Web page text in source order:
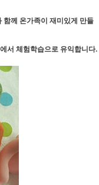
께 온가족이 재미있게 만들
서 체험학습으로 유익합니다.